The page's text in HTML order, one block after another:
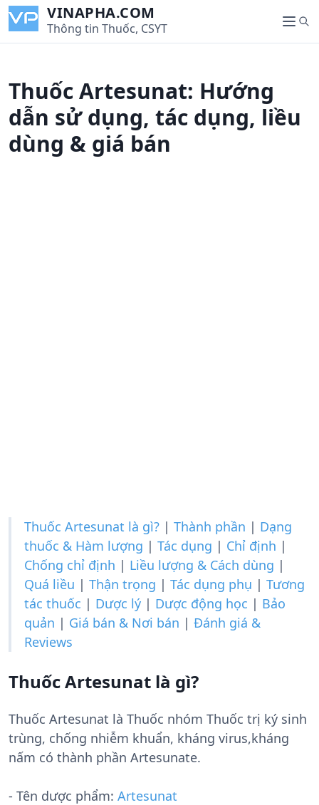
i
VINAPHA.COM
Thông tin Thuốc, CSYT
M
e
S
e
Thuốc Artesunat: Hướng
dẫn sử dụng, tác dụng, liều
dùng & giá bán
Thuốc Artesunat là gì? | Thành phần | Dạng
thuốc & Hàm lượng | Tác dụng | Chỉ định |
Chống chỉ định | Liều lượng & Cách dùng |
Quá liều | Thận trọng | Tác dụng phụ | Tương
tác thuốc | Dược lý | Dược động học | Bảo
quản | Giá bán & Nơi bán | Đánh giá &
Reviews
Thuốc Artesunat là gì?
Thuốc Artesunat là Thuốc nhóm Thuốc trị ký sinh
trùng, chống nhiễm khuẩn, kháng virus,kháng
nấm có thành phần Artesunate.
- Tên dược phẩm: Artesunat